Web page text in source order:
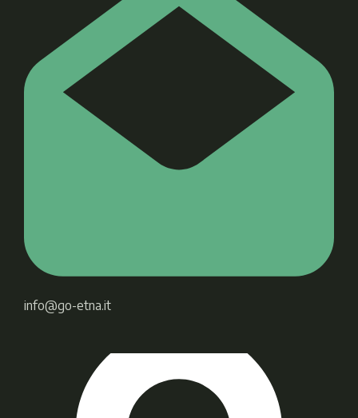
info@go-etna.it